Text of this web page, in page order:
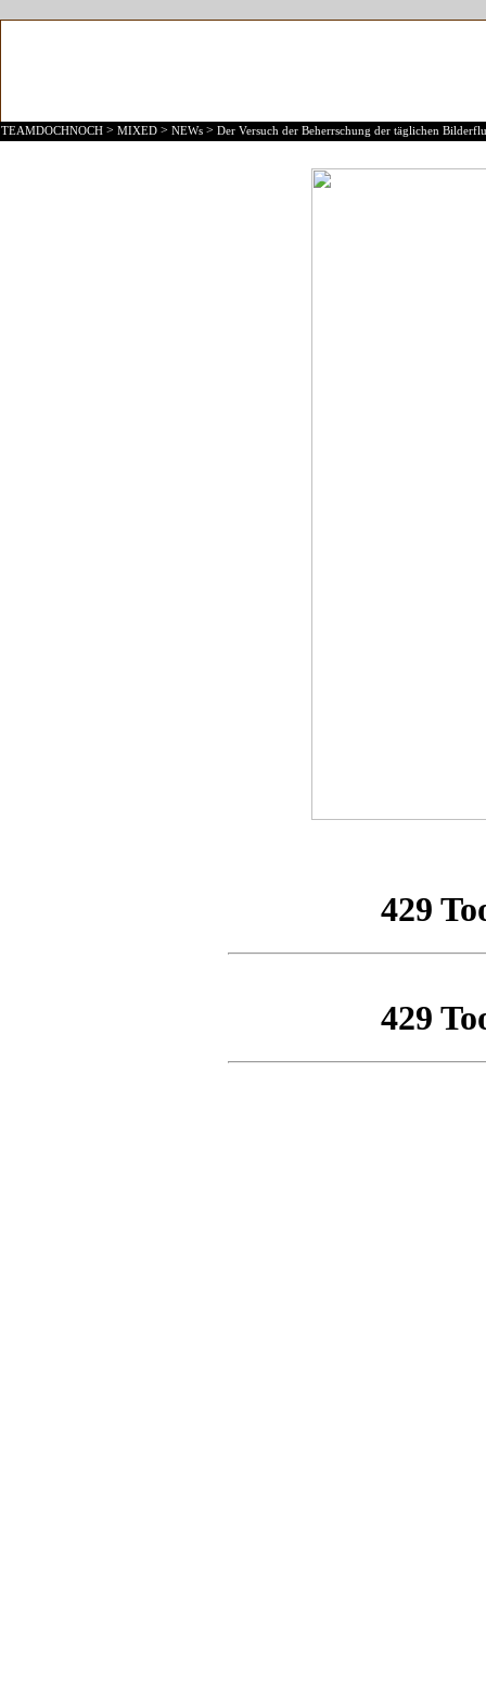
TEAMDOCHNOCH > MIXED > NEWs > Der Versuch der Beherrschung der täglichen